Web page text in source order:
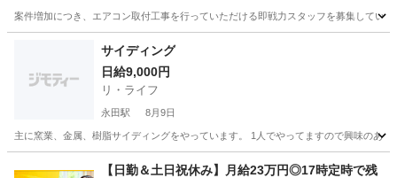
案件増加につき、エアコン取付工事を行っていただける即戦力スタッフを募集してい
その他
サイディング
日給9,000円
リ・ライフ
永田駅 8月9日
主に窯業、金属、樹脂サイディングをやっています。 1人でやってますので興味のあ
大網白里市 永田駅 大工
【日勤＆土日祝休み】月給23万円◎17時定時で残